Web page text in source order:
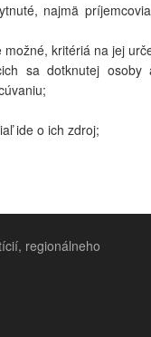
najmä
kritériá na jej
sa dotknutej osoby
ide o ich zdroj;
regionálneho